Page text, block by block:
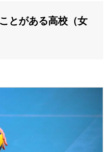
とがある高校（女